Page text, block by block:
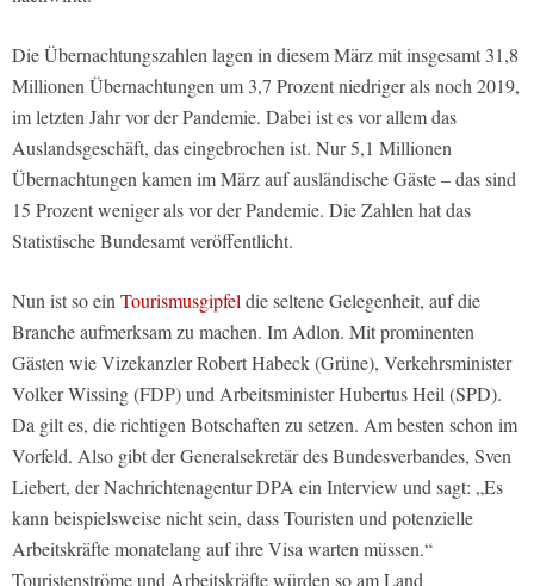
Die Übernachtungszahlen lagen in diesem März mit insgesamt 31,8
Millionen Übernachtungen um 3,7 Prozent niedriger als noch 2019,
im letzten Jahr vor der Pandemie. Dabei ist es vor allem das
Auslandsgeschäft, das eingebrochen ist. Nur 5,1 Millionen
Übernachtungen kamen im März auf ausländische Gäste – das sind
15 Prozent weniger als vor der Pandemie. Die Zahlen hat das
Statistische Bundesamt veröffentlicht.
Nun ist so ein Tourismusgipfel die seltene Gelegenheit, auf die
Branche aufmerksam zu machen. Im Adlon. Mit prominenten
Gästen wie Vizekanzler Robert Habeck (Grüne), Verkehrsminister
Volker Wissing (FDP) und Arbeitsminister Hubertus Heil (SPD).
Da gilt es, die richtigen Botschaften zu setzen. Am besten schon im
Vorfeld. Also gibt der Generalsekretär des Bundesverbandes, Sven
Liebert, der Nachrichtenagentur DPA ein Interview und sagt: „Es
kann beispielsweise nicht sein, dass Touristen und potenzielle
Arbeitskräfte monatelang auf ihre Visa warten müssen.“
Touristenströme und Arbeitskräfte würden so am Land